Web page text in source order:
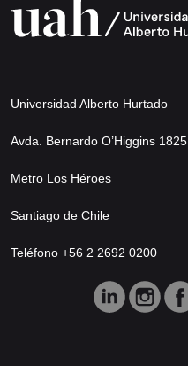
Universidad Alberto Hurtado
Avda. Bernardo O’Higgins 1825
Metro Los Héroes
Santiago de Chile
Teléfono +56 2 2692 0200